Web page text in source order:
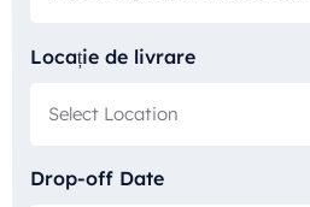
Locație de livrare
Drop-off Date